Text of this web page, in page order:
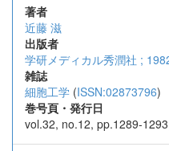
著者
近藤 滋
出版者
学研メディカル秀潤社 ;
雑誌
細胞工学 (ISSN:02873796)
巻号頁・発行日
vol.32, no.12, pp.1289-